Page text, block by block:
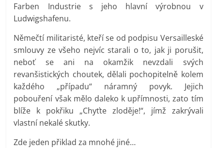
Farben Industrie s jeho hlavní výrobnou v
Ludwigshafenu.
Němečtí militaristé, kteří se od podpisu Versailleské
smlouvy ze všeho nejvíc starali o to, jak ji porušit,
neboť se ani na okamžik nevzdali svých
revanšistických choutek, dělali pochopitelně kolem
každého „případu“ náramný povyk. Jejich
pobouření však mělo daleko k upřímnosti, zato tím
blíže k pokřiku „Chyťte zloděje!“, jímž zakrývali
vlastní nekalé skutky.
Zde jeden přiklad za mnohé jiné…